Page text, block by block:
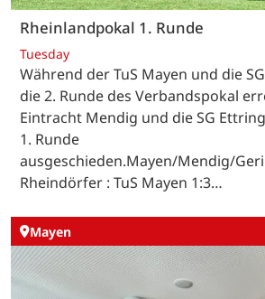
Rheinlandpokal 1. Runde
Tuesday
Während der TuS Mayen und die
die 2. Runde des Verbandspokal
Eintracht Mendig und die SG
1. Runde
ausgeschieden.Mayen/Mendig/
Rheindörfer : TuS Mayen 1:3…
Mayen